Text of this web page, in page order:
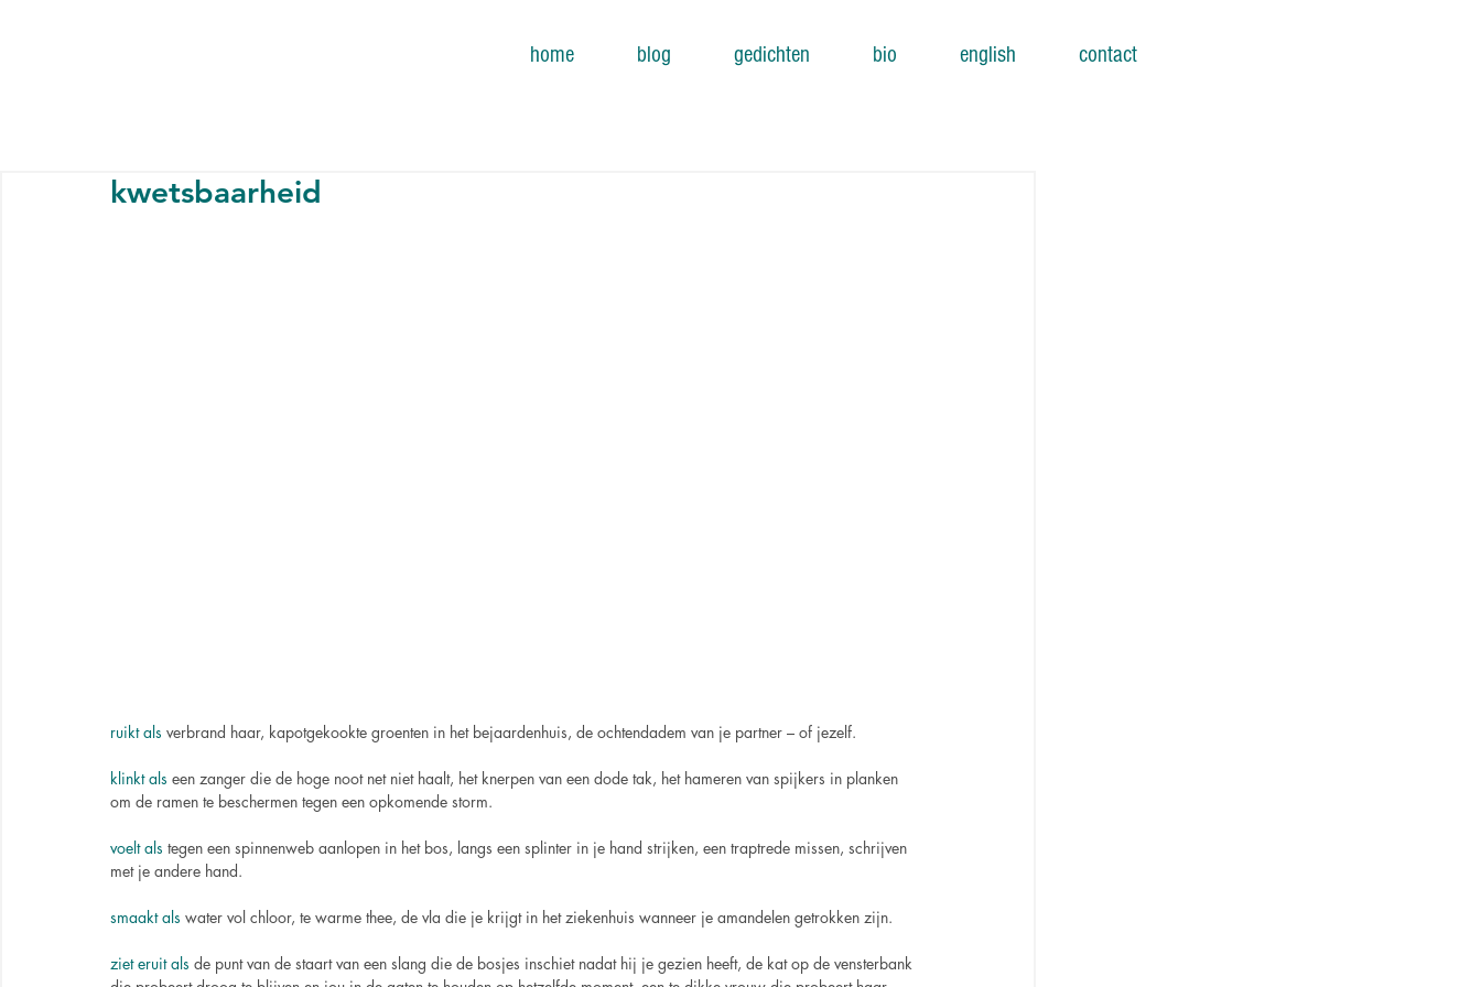
home blog gedichten bio english contact
kwetsbaarheid
ruikt als verbrand haar, kapotgekookte groenten in het bejaardenhuis, de ochtendadem van je partner – of jezelf.
klinkt als een zanger die de hoge noot net niet haalt, het knerpen van een dode tak, het hameren van spijkers in planken
om de ramen te beschermen tegen een opkomende storm.
voelt als tegen een spinnenweb aanlopen in het bos, langs een splinter in je hand strijken, een traptrede missen, schrijven
met je andere hand.
smaakt als water vol chloor, te warme thee, de vla die je krijgt in het ziekenhuis wanneer je amandelen getrokken zijn.
ziet eruit als de punt van de staart van een slang die de bosjes inschiet nadat hij je gezien heeft, de kat op de vensterbank